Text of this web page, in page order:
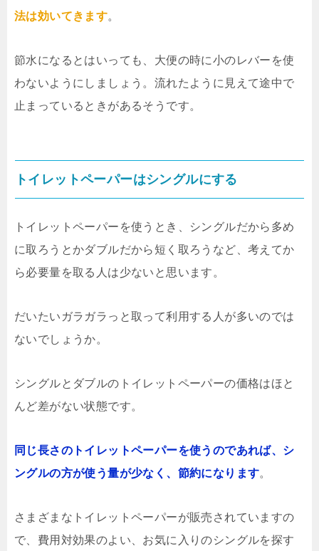
法は効いてきます。
節水になるとはいっても、大便の時に小のレバーを使
わないようにしましょう。流れたように見えて途中で
止まっているときがあるそうです。
トイレットペーパーはシングルにする
トイレットペーパーを使うとき、シングルだから多め
に取ろうとかダブルだから短く取ろうなど、考えてか
ら必要量を取る人は少ないと思います。
だいたいガラガラっと取って利用する人が多いのでは
ないでしょうか。
シングルとダブルのトイレットペーパーの価格はほと
んど差がない状態です。
同じ長さのトイレットペーパーを使うのであれば、シ
ングルの方が使う量が少なく、節約になります。
さまざまなトイレットペーパーが販売されていますの
で、費用対効果のよい、お気に入りのシングルを探す